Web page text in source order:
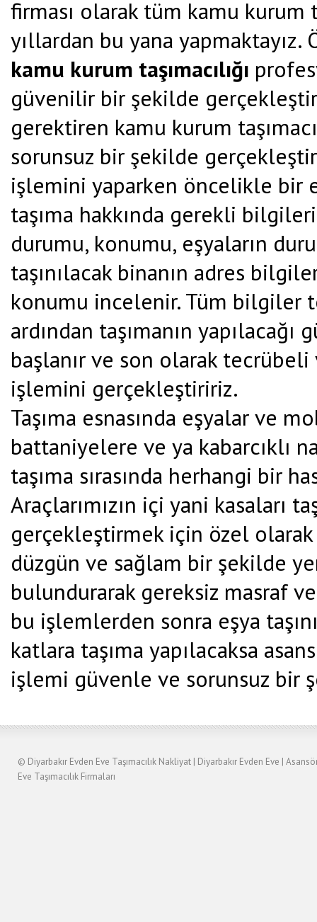
firması olarak tüm kamu kurum
yıllardan bu yana
kamu kurum taşımacılığı
güvenilir bir şekilde
gerektiren kamu kurum
sorunsuz bir şekilde
işlemini yaparken öncelikle bir
taşıma hakkında gerekli
durumu, konumu, eşyaların
taşınılacak binanın adres
konumu incelenir. Tüm bilgiler
ardından taşımanın
başlanır ve son olarak
işlemini gerçekleştiririz.
Taşıma esnasında eşyalar ve
battaniyelere ve ya kabarcıklı
taşıma sırasında herhangi bir
Araçlarımızın içi yani kasaları
gerçekleştirmek için özel olarak
düzgün ve sağlam bir şekilde
bulundurarak gereksiz masraf
bu işlemlerden sonra eşya
katlara taşıma yapılacaksa
işlemi güvenle ve sorunsuz bir
© Diyarbakır Evden Eve Taşımacılık Nakliyat | Diyarbakır Evden Eve |
Eve Taşımacılık Firmaları